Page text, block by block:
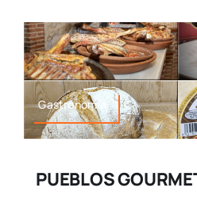
Gastronomía
PUEBLOS